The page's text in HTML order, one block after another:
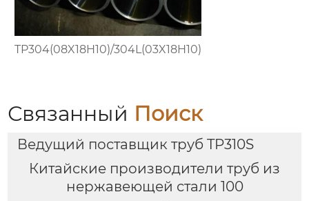
TP304(08X18H10)/304L(03X18H10)
Связанный Поиск
Ведущий поставщик труб TP310S
Китайские производители труб из
нержавеющей стали 100